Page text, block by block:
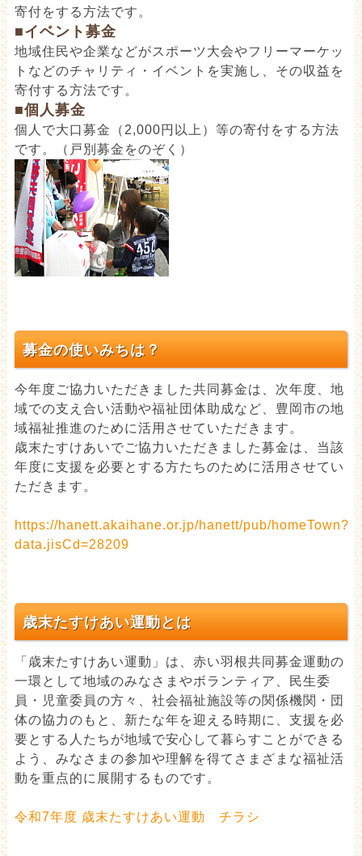
寄付をする方法です。
■イベント募金
地域住民や企業などがスポーツ大会やフリーマーケッ
トなどのチャリティ・イベントを実施し、その収益を
寄付する方法です。
■個人募金
個人で大口募金（2,000円以上）等の寄付をする方法
です。（戸別募金をのぞく）
募金の使いみちは？
今年度ご協力いただきました共同募金は、次年度、地
域での支え合い活動や福祉団体助成など、豊岡市の地
域福祉推進のために活用させていただきます。
歳末たすけあいでご協力いただきました募金は、当該
年度に支援を必要とする方たちのために活用させてい
ただきます。
https://hanett.akaihane.or.jp/hanett/pub/homeTown?
data.jisCd=28209
歳末たすけあい運動とは
「歳末たすけあい運動」は、赤い羽根共同募金運動の
一環として地域のみなさまやボランティア、民生委
員・児童委員の方々、社会福祉施設等の関係機関・団
体の協力のもと、新たな年を迎える時期に、支援を必
要とする人たちが地域で安心して暮らすことができる
よう、みなさまの参加や理解を得てさまざまな福祉活
動を重点的に展開するものです。
令和7年度 歳末たすけあい運動 チラシ